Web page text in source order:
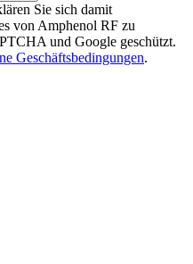
Sie sich damit
von Amphenol RF zu
und Google geschützt.
Geschäftsbedingungen.